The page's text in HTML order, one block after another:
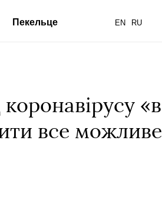
EN RU
Пекельце
«в
все можливе